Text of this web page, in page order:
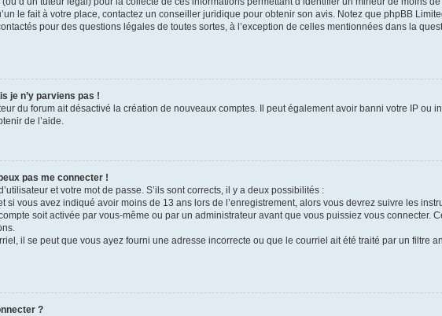
le fait à votre place, contactez un conseiller juridique pour obtenir son avis. Notez que phpBB
pour des questions légales de toutes sortes, à l’exception de celles mentionnées dans la
je n’y parviens pas !
du forum ait désactivé la création de nouveaux comptes. Il peut également avoir banni votre IP ou
de l’aide.
pas me connecter !
et votre mot de passe. S’ils sont corrects, il y a deux possibilités :
si vous avez indiqué avoir moins de 13 ans lors de l’enregistrement, alors vous devrez suivre les
soit activée par vous-même ou par un administrateur avant que vous puissiez vous connecter.
il se peut que vous ayez fourni une adresse incorrecte ou que le courriel ait été traité par un filtre
?